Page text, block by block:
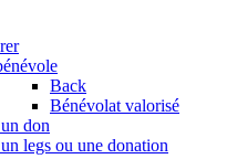
Back
Bénévolat valorisé
don
legs ou une donation